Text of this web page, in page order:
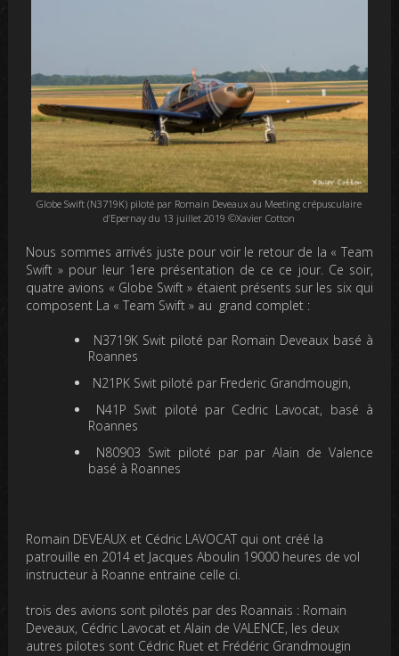
Globe Swift (N3719K) piloté par Romain Deveaux au Meeting crépusculaire
d’Epernay du 13 juillet 2019 ©Xavier Cotton
Nous sommes arrivés juste pour voir le retour de la « Team
Swift » pour leur 1ere présentation de ce ce jour. Ce soir,
quatre avions « Globe Swift » étaient présents sur les six qui
composent La « Team Swift » au grand complet :
N3719K Swit piloté par Romain Deveaux basé à
Roannes
N21PK Swit piloté par Frederic Grandmougin,
N41P Swit piloté par Cedric Lavocat, basé à
Roannes
N80903 Swit piloté par par Alain de Valence
basé à Roannes
Romain DEVEAUX et Cédric LAVOCAT qui ont créé la
patrouille en 2014 et Jacques Aboulin 19000 heures de vol
instructeur à Roanne entraine celle ci.
trois des avions sont pilotés par des Roannais : Romain
Deveaux, Cédric Lavocat et Alain de VALENCE, les deux
autres pilotes sont Cédric Ruet et Frédéric Grandmougin